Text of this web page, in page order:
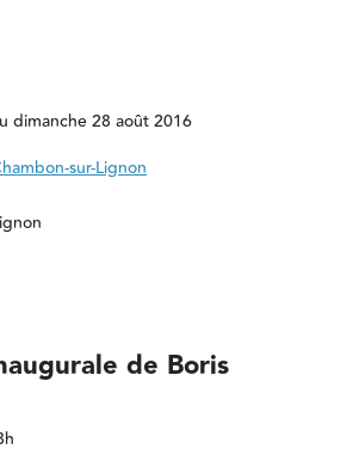
dimanche 28 août 2016
sur-Lignon
de Boris